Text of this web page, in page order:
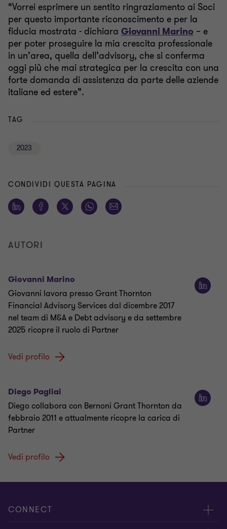
“Vorrei esprimere un sentito ringraziamento ai Soci
per questo importante riconoscimento e per la
fiducia mostrata - dichiara Giovanni Marino – e
per poter proseguire la mia crescita professionale
in un’area, quella dell’advisory, che si conferma
oggi più che mai strategica per la crescita con una
forte domanda di assistenza da parte delle aziende
italiane ed estere”.
TAG
2023
CONDIVIDI QUESTA PAGINA
AUTORI
Giovanni Marino
Giovanni lavora presso Grant Thornton
Financial Advisory Services dal dicembre 2017
nel team di M&A e Debt advisory e da settembre
2025 ricopre il ruolo di Partner
Vedi profilo
Diego Pagliai
Diego collabora con Bernoni Grant Thornton da
febbraio 2011 e attualmente ricopre la carica di
Partner
Vedi profilo
CONNECT